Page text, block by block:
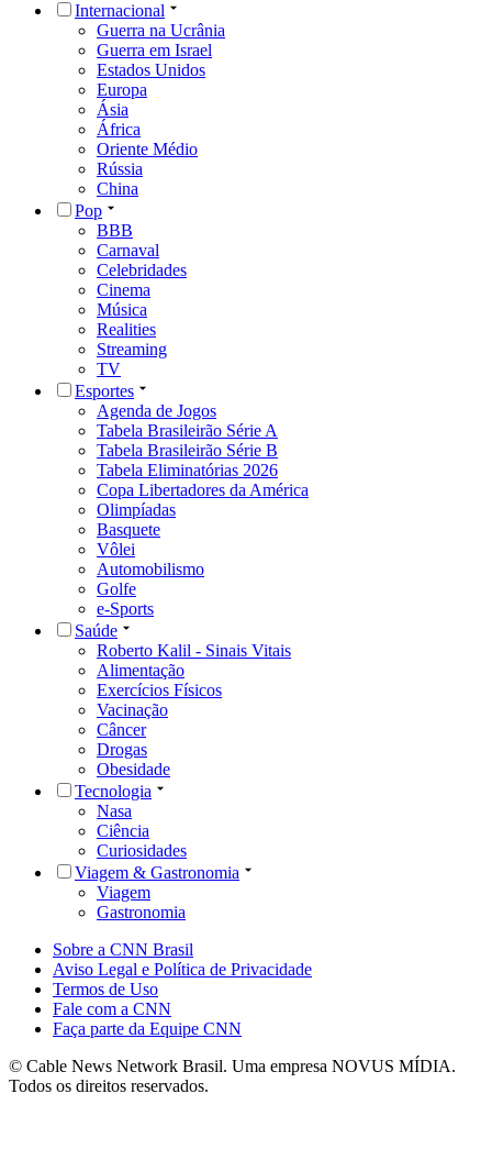
Internacional
Guerra na Ucrânia
Guerra em Israel
Estados Unidos
Europa
Ásia
África
Oriente Médio
Rússia
China
Pop
BBB
Carnaval
Celebridades
Cinema
Música
Realities
Streaming
TV
Esportes
Agenda de Jogos
Tabela Brasileirão Série A
Tabela Brasileirão Série B
Tabela Eliminatórias 2026
Copa Libertadores da América
Olimpíadas
Basquete
Vôlei
Automobilismo
Golfe
e-Sports
Saúde
Roberto Kalil - Sinais Vitais
Alimentação
Exercícios Físicos
Vacinação
Câncer
Drogas
Obesidade
Tecnologia
Nasa
Ciência
Curiosidades
Viagem & Gastronomia
Viagem
Gastronomia
Sobre a CNN Brasil
Aviso Legal e Política de Privacidade
Termos de Uso
Fale com a CNN
Faça parte da Equipe CNN
© Cable News Network Brasil. Uma empresa NOVUS MÍDIA.
Todos os direitos reservados.